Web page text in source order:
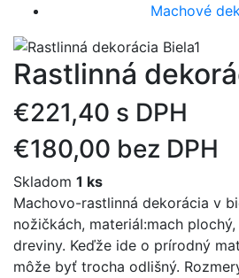
Machové
Rastlinná
€221,40 s DPH
€180,00 bez DPH
Skladom 1 ks
Machovo-rastlinná dekorácia v
nožičkách, materiál:mach
dreviny. Keďže ide o prírodný
môže byť trocha odlišný.